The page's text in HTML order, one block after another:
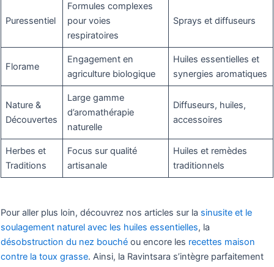
Puressentiel
Formules complexes
pour voies
respiratoires
Sprays et diffuseurs
Florame
Engagement en
agriculture biologique
Huiles essentielles et
synergies aromatiques
Nature &
Découvertes
Large gamme
d’aromathérapie
naturelle
Diffuseurs, huiles,
accessoires
Herbes et
Traditions
Focus sur qualité
artisanale
Huiles et remèdes
traditionnels
Pour aller plus loin, découvrez nos articles sur la sinusite et le
soulagement naturel avec les huiles essentielles, la
désobstruction du nez bouché ou encore les recettes maison
contre la toux grasse. Ainsi, la Ravintsara s’intègre parfaitement